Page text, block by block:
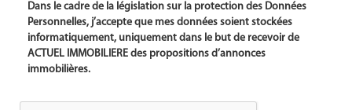
Dans le cadre de la législation sur la protection des Données
Personnelles, j’accepte que mes données soient stockées
informatiquement, uniquement dans le but de recevoir de
ACTUEL IMMOBILIERE des propositions d’annonces
immobilières.